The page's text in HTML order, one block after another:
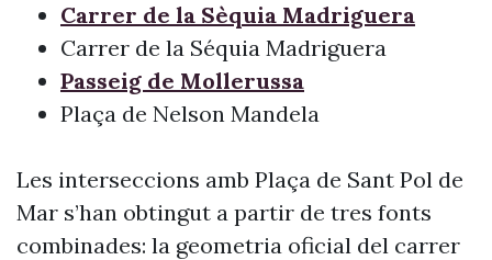
Carrer de la Sèquia Madriguera
Carrer de la Séquia Madriguera
Passeig de Mollerussa
Plaça de Nelson Mandela
Les interseccions amb Plaça de Sant Pol de
Mar s’han obtingut a partir de tres fonts
combinades: la geometria oficial del carrer